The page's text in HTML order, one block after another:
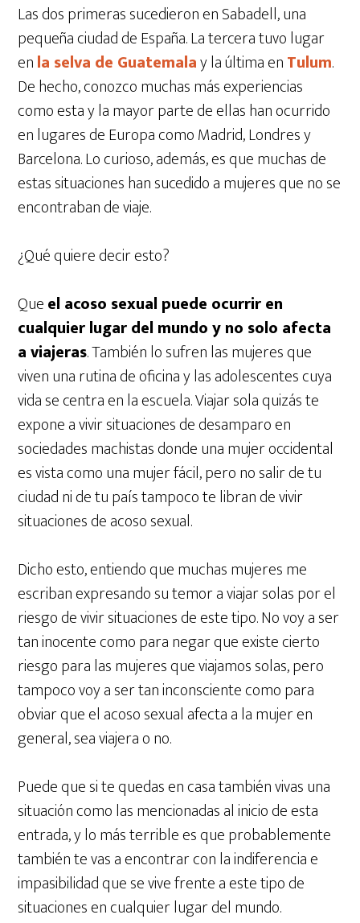
Las dos primeras sucedieron en Sabadell, una
pequeña ciudad de España. La tercera tuvo lugar
enla selva de Guatemalay la última enTulum.
De hecho, conozco muchas más experiencias
como esta y la mayor parte de ellas han ocurrido
en lugares de Europa como Madrid, Londres y
Barcelona. Lo curioso, además, es que muchas de
estas situaciones han sucedido a mujeres que no se
encontraban de viaje.
¿Qué quiere decir esto?
Queel acoso sexual puede ocurrir en
cualquier lugar del mundo y no solo afecta
a viajeras. También lo sufren las mujeres que
viven una rutina de oficina y las adolescentes cuya
vida se centra en la escuela. Viajar sola quizás te
expone a vivir situaciones de desamparo en
sociedades machistas donde una mujer occidental
es vista como una mujer fácil, pero no salir de tu
ciudad ni de tu país tampoco te libran de vivir
situaciones de acoso sexual.
Dicho esto, entiendo que muchas mujeres me
escriban expresando su temor a viajar solas por el
riesgo de vivir situaciones de este tipo. No voy a ser
tan inocente como para negar que existe cierto
riesgo para las mujeres que viajamos solas, pero
tampoco voy a ser tan inconsciente como para
obviar que el acoso sexual afecta a la mujer en
general, sea viajera o no.
Puede que si te quedas en casa también vivas una
situación como las mencionadas al inicio de esta
entrada, y lo más terrible es que probablemente
también te vas a encontrar con la indiferencia e
impasibilidad que se vive frente a este tipo de
situaciones en cualquier lugar del mundo.